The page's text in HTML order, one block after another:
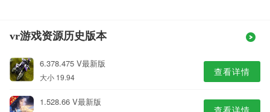
vr游戏资源历史版本
6.378.475 V最新版
大小 19.94 查看详情
1.528.66 V最新版
查看详情